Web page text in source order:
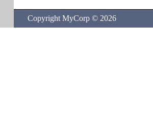
Copyright MyCorp © 2026